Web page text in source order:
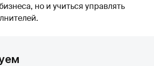
но и учиться управлять